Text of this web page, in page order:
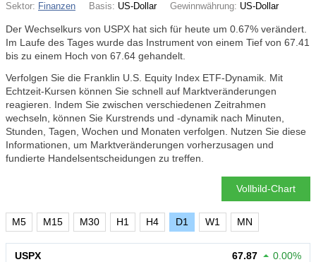
Sektor: Finanzen Basis: US-Dollar Gewinnwährung: US-Dollar
Der Wechselkurs von USPX hat sich für heute um 0.67% verändert.
Im Laufe des Tages wurde das Instrument von einem Tief von 67.41
bis zu einem Hoch von 67.64 gehandelt.
Verfolgen Sie die Franklin U.S. Equity Index ETF-Dynamik. Mit
Echtzeit-Kursen können Sie schnell auf Marktveränderungen
reagieren. Indem Sie zwischen verschiedenen Zeitrahmen
wechseln, können Sie Kurstrends und -dynamik nach Minuten,
Stunden, Tagen, Wochen und Monaten verfolgen. Nutzen Sie diese
Informationen, um Marktveränderungen vorherzusagen und
fundierte Handelsentscheidungen zu treffen.
Vollbild-Chart
M5 M15 M30 H1 H4 D1 W1 MN
USPX 67.87 0.00%